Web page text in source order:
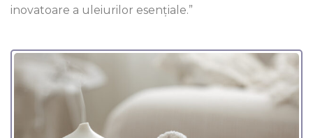
inovatoare a uleiurilor esențiale.”